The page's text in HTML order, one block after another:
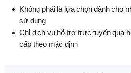
Không phải là lựa chọn dành cho
sử dụng
Chỉ dịch vụ hỗ trợ trực tuyến qua
cấp theo mặc định